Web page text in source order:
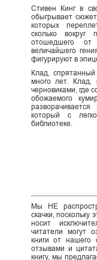
Стивен Кинг в
обыгрывает
которых
сколько вокруг
отошедшего от
величайшего
фигурируют в
Клад,
много лет.
черновиками, где
обожаемого
который с
библиотеке.
Мы НЕ
скачки,
носит
читатели могут
книги от нашего
отзывами и
книгу, мы